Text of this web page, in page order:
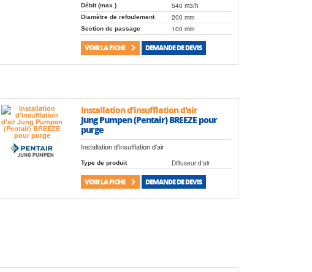
Débit (max.) 540 m3/h
Diamètre de refoulement 200 mm
Section de passage 100 mm
VOIR LA FICHE DEMANDE DE DEVIS
Installation d'insufflation d'air
Jung Pumpen (Pentair) BREEZE pour
purge
Installation d'insufflation d'air
Type de produit Diffuseur d'air
VOIR LA FICHE DEMANDE DE DEVIS